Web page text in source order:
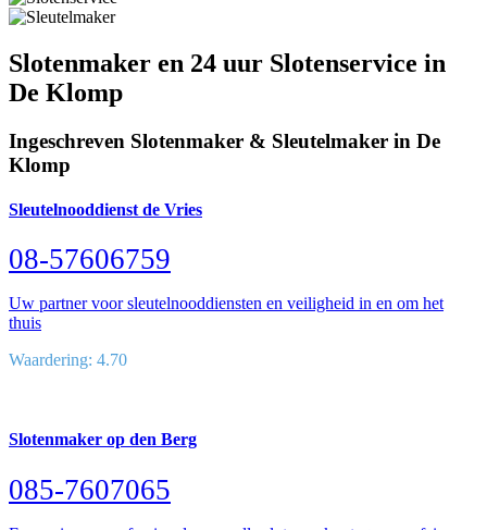
Slotenmaker en 24 uur Slotenservice in
De Klomp
Ingeschreven Slotenmaker & Sleutelmaker in De
Klomp
Sleutelnooddienst de Vries
08-57606759
Uw partner voor sleutelnooddiensten en veiligheid in en om het
thuis
Waardering: 4.70
Slotenmaker op den Berg
085-7607065